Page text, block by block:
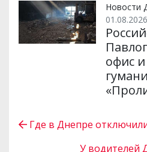
Новости
офис и
Где в Днепре
У водителей